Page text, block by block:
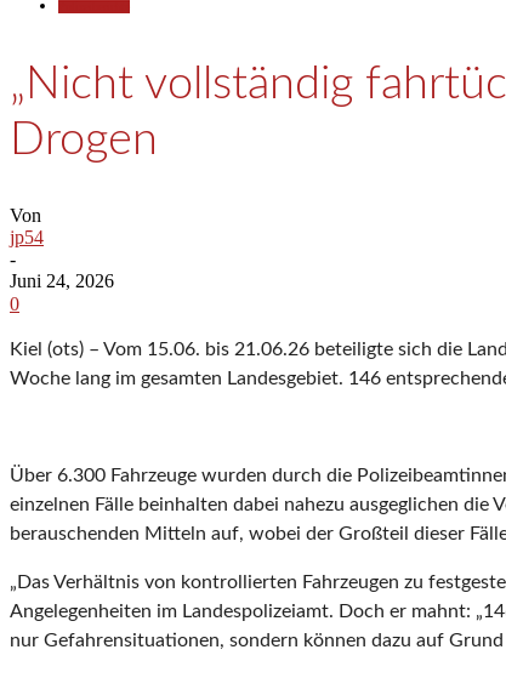
„Nicht vollständig
Drogen
Von
jp54
-
Juni 24, 2026
0
Kiel (ots) – Vom 15.06. bis 21.06.26 beteiligte sich die
Woche lang im gesamten Landesgebiet. 146
Über 6.300 Fahrzeuge wurden durch die
einzelnen Fälle beinhalten dabei nahezu ausgeglichen
berauschenden Mitteln auf, wobei der Großteil dieser
„Das Verhältnis von kontrollierten Fahrzeugen zu
Angelegenheiten im Landespolizeiamt. Doch er mahnt:
nur Gefahrensituationen, sondern können dazu auf